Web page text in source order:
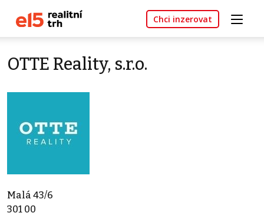
Chci inzerovat
OTTE Reality, s.r.o.
Malá 43/6
301 00